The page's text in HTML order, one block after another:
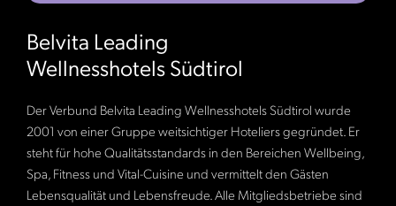
Belvita Leading
Wellnesshotels Südtirol
Der Verbund Belvita Leading Wellnesshotels Südtirol wurde
2001 von einer Gruppe weitsichtiger Hoteliers gegründet. Er
steht für hohe Qualitätsstandards in den Bereichen Wellbeing,
Spa, Fitness und Vital-Cuisine und vermittelt den Gästen
Lebensqualität und Lebensfreude. Alle Mitgliedsbetriebe sind